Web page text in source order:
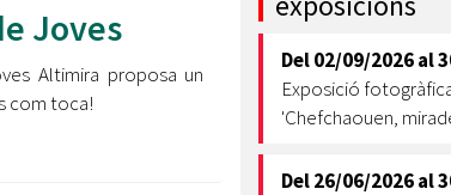
Ètica i Integritat
Retiment de
Pla de
i
Entitats
Equipaments
Joves
Altimira proposa un
com toca!
Del02/09/2026al
Exposició
'Chefchaouen,
Del26/06/2026al